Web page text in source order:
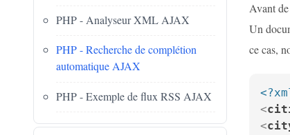
PHP - Analyseur XML AJAX
PHP - Recherche de complétion
automatique AJAX
PHP - Exemple de flux RSS AJAX
Avant
Un
ce cas,
<
<